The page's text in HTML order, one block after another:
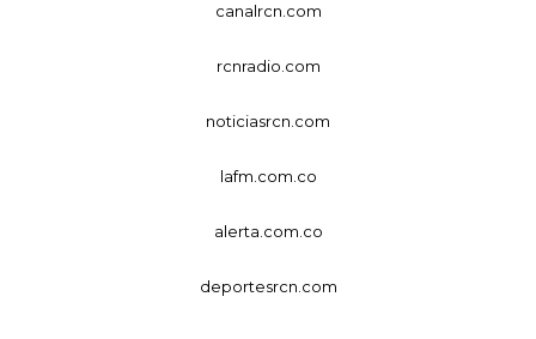
canalrcn.com
rcnradio.com
noticiasrcn.com
lafm.com.co
alerta.com.co
deportesrcn.com